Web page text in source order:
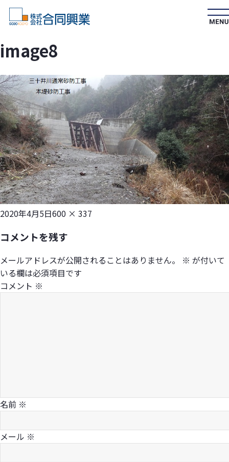
image8
投
日:
2020年4月5日フ
サ
ズ
600 × 337
コメントを残す
メールアドレスが公開されることはありません。 ※ が付いて
いる欄は必須項目です
コメント ※
名前 ※
メール ※